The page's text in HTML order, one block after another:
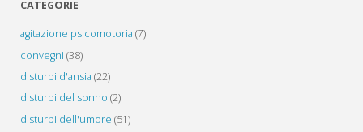
CATEGORIE
agitazione psicomotoria (7)
convegni (38)
disturbi d'ansia (22)
disturbi del sonno (2)
disturbi dell'umore (51)